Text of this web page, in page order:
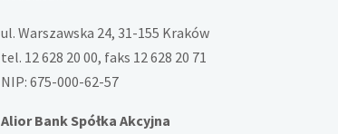
ul. Warszawska 24, 31-155 Kraków
tel. 12 628 20 00, faks 12 628 20 71
NIP: 675-000-62-57
Alior Bank Spółka Akcyjna